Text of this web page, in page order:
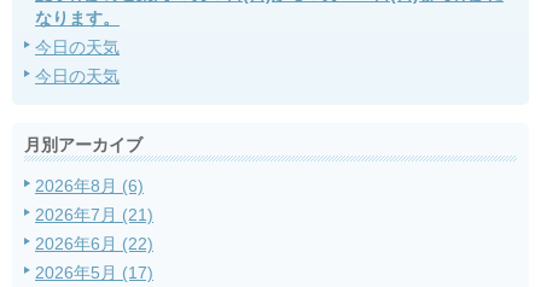
なります。
今日の天気
今日の天気
月別アーカイブ
2026年8月 (6)
2026年7月 (21)
2026年6月 (22)
2026年5月 (17)